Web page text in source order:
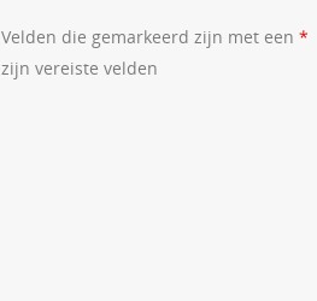
Velden die gemarkeerd zijn met een *
zijn vereiste velden